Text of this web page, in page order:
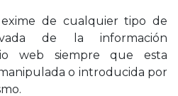
exime de cualquier tipo de
de la información
web siempre que esta
o introducida por